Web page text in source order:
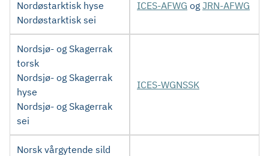
Nordøstarktisk hyse
Nordøstarktisk sei
ICES-AFWG og JRN-AFWG
Nordsjø- og Skagerrak
torsk
Nordsjø- og Skagerrak
hyse
Nordsjø- og Skagerrak
sei
ICES-WGNSSK
Norsk vårgytende sild